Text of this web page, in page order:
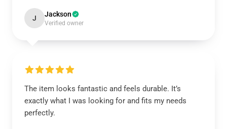
J Jackson
Verified owner
The item looks fantastic and feels durable. It’s
exactly what I was looking for and fits my needs
perfectly.